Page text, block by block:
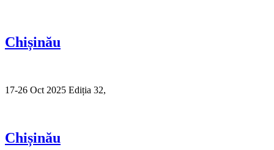
Chișinău
17-26 Oct 2025 Ediția 32,
Chișinău